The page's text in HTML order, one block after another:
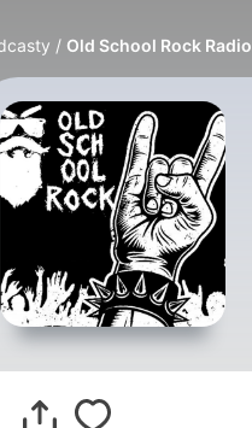
Old School Rock Radio